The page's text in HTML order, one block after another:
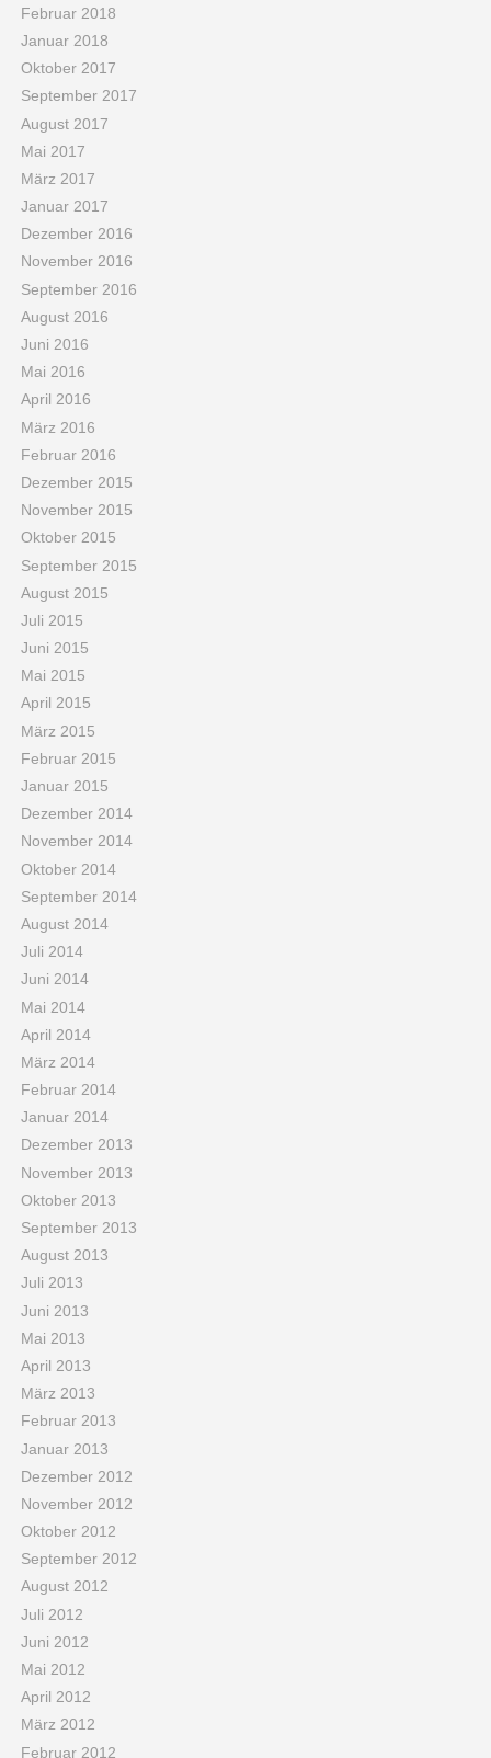
Februar 2018
Januar 2018
Oktober 2017
September 2017
August 2017
Mai 2017
März 2017
Januar 2017
Dezember 2016
November 2016
September 2016
August 2016
Juni 2016
Mai 2016
April 2016
März 2016
Februar 2016
Dezember 2015
November 2015
Oktober 2015
September 2015
August 2015
Juli 2015
Juni 2015
Mai 2015
April 2015
März 2015
Februar 2015
Januar 2015
Dezember 2014
November 2014
Oktober 2014
September 2014
August 2014
Juli 2014
Juni 2014
Mai 2014
April 2014
März 2014
Februar 2014
Januar 2014
Dezember 2013
November 2013
Oktober 2013
September 2013
August 2013
Juli 2013
Juni 2013
Mai 2013
April 2013
März 2013
Februar 2013
Januar 2013
Dezember 2012
November 2012
Oktober 2012
September 2012
August 2012
Juli 2012
Juni 2012
Mai 2012
April 2012
März 2012
Februar 2012